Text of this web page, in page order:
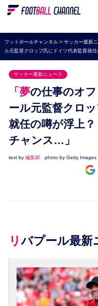
WEリーグ
海外サッカー
プレミアリーグ
ラ・リーガ
セリエA
ブンデスリーガ
UEFA
ナショナルチーム
高校サッカー
フットボールチャンネル> サッカー最新
ル元監督クロップ氏にドイツ代表監督就
サッカー最新ニュース
「夢の仕事のオファーを受ける」リバプ
ール元監督クロ
就任の噂が浮上
チャンス…」
text by 編集部 photo by Getty Images
リバプール最